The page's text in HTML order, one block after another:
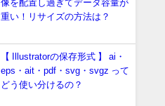
像を配置し過ぎてデータ容量が
重い！リサイズの方法は？
【 Illustratorの保存形式 】 ai・
eps・ait・pdf・svg・svgz って
どう使い分けるの？